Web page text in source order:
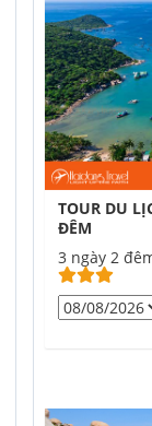
TOUR DU
ĐÊM
3 ngày 2